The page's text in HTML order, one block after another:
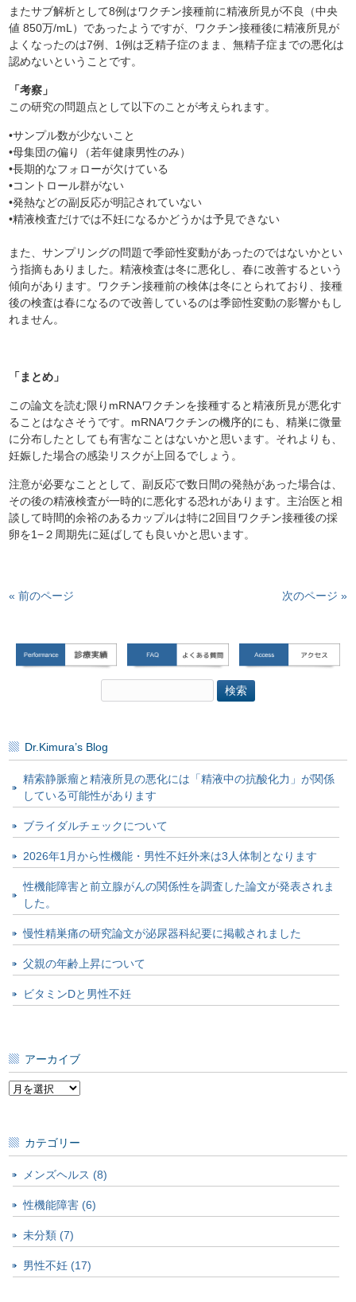
またサブ解析として8例はワクチン接種前に精液所見が不良（中央
値 850万/mL）であったようですが、ワクチン接種後に精液所見が
よくなったのは7例、1例は乏精子症のまま、無精子症までの悪化は
認めないということです。
「考察」
この研究の問題点として以下のことが考えられます。
•サンプル数が少ないこと
•母集団の偏り（若年健康男性のみ）
•長期的なフォローが欠けている
•コントロール群がない
•発熱などの副反応が明記されていない
•精液検査だけでは不妊になるかどうかは予見できない
また、サンプリングの問題で季節性変動があったのではないかとい
う指摘もありました。精液検査は冬に悪化し、春に改善するという
傾向があります。ワクチン接種前の検体は冬にとられており、接種
後の検査は春になるので改善しているのは季節性変動の影響かもし
れません。
「まとめ」
この論文を読む限りmRNAワクチンを接種すると精液所見が悪化す
ることはなさそうです。mRNAワクチンの機序的にも、精巣に微量
に分布したとしても有害なことはないかと思います。それよりも、
妊娠した場合の感染リスクが上回るでしょう。
注意が必要なこととして、副反応で数日間の発熱があった場合は、
その後の精液検査が一時的に悪化する恐れがあります。主治医と相
談して時間的余裕のあるカップルは特に2回目ワクチン接種後の採
卵を1−２周期先に延ばしても良いかと思います。
« 前のページ 次のページ »
索:
Dr.Kimura’s Blog
精索静脈瘤と精液所見の悪化には「精液中の抗酸化力」が関係
している可能性があります
ブライダルチェックについて
2026年1月から性機能・男性不妊外来は3人体制となります
性機能障害と前立腺がんの関係性を調査した論文が発表されま
した。
慢性精巣痛の研究論文が泌尿器科紀要に掲載されました
父親の年齢上昇について
ビタミンDと男性不妊
アーカイブ
ア
イ
ブ
カテゴリー
メンズヘルス (8)
性機能障害 (6)
未分類 (7)
男性不妊 (17)